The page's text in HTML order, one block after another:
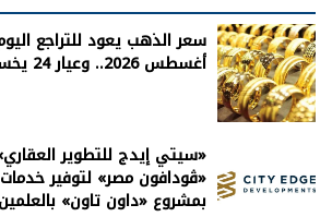
أغسطس 2026.. وعيار 24 يخسر 12 جنيها
«سيتي إيدج للتطوير
بمشروع «داون تاون»